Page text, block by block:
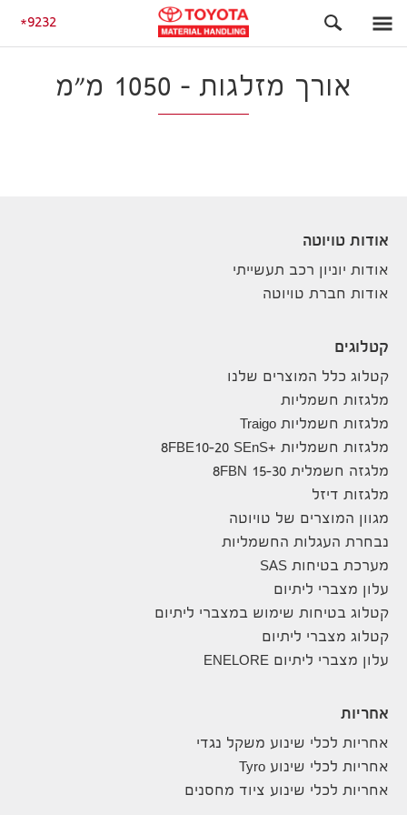
9232 התחלה
אורך מזלגות – 1050 מ"מ
אודות טויוטה
אודות יוניון רכב תעשייתי
אודות חברת טויוטה
קטלוגים
קטלוג כלל המוצרים שלנו
מלגזות חשמליות
מלגזות חשמליות Traigo
מלגזות חשמליות +8FBE10-20 SEnS
מלגזה חשמלית 8FBN 15-30
מלגזות דיזל
מגוון המוצרים של טויוטה
נבחרת העגלות החשמליות
מערכת בטיחות SAS
עלון מצברי ליתיום
קטלוג בטיחות שימוש במצברי ליתיום
קטלוג מצברי ליתיום
עלון מצברי ליתיום ENELORE
אחריות
אחריות לכלי שינוע משקל נגדי
אחריות לכלי שינוע Tyro
אחריות לכלי שינוע ציוד מחסנים